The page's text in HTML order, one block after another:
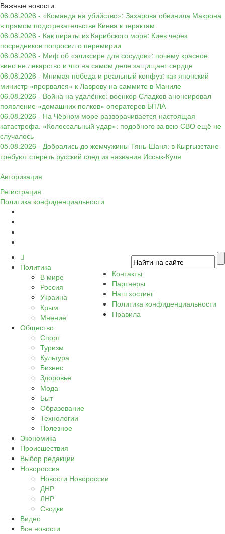
Важные новости
06.08.2026 - «Команда на убийство»: Захарова обвинила Макрона
в прямом подстрекательстве Киева к терактам
06.08.2026 - Как пираты из Карибского моря: Киев через
посредников попросил о перемирии
06.08.2026 - Миф об «эликсире для сосудов»: почему красное
вино не лекарство и что на самом деле защищает сердце
06.08.2026 - Мнимая победа и реальный конфуз: как японский
министр «прорвался» к Лаврову на саммите в Маниле
06.08.2026 - Война на удалёнке: военкор Сладков анонсировал
появление «домашних полков» операторов БПЛА
06.08.2026 - На Чёрном море разворачивается настоящая
катастрофа. «Колоссальный удар»: подобного за всю СВО ещё не
случалось
05.08.2026 - Добрались до жемчужины Тянь-Шаня: в Кыргызстане
требуют стереть русский след из названия Иссык-Куля
Авторизация
Регистрация
Политика конфиденциальности
Политика
В мире
Россия
Украина
Крым
Мнение
Общество
Спорт
Туризм
Культура
Бизнес
Здоровье
Мода
Быт
Образование
Технологии
Полезное
Экономика
Происшествия
Выбор редакции
Новороссия
Новости Новороссии
ДНР
ЛНР
Сводки
Видео
Все новости
Контакты
Партнеры
Наш хостинг
Политика конфиденциальности
Правила